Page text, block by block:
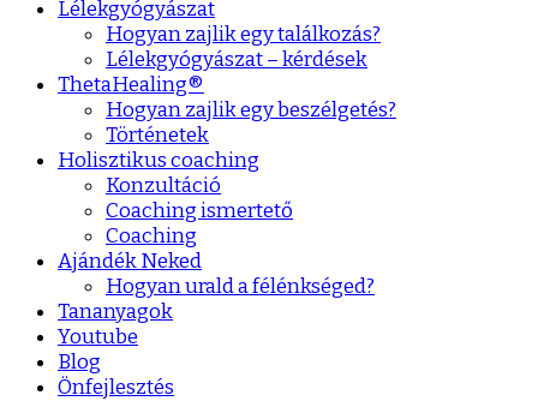
Lélekgyógyászat
Hogyan zajlik egy találkozás?
Lélekgyógyászat – kérdések
ThetaHealing®
Hogyan zajlik egy beszélgetés?
Történetek
Holisztikus coaching
Konzultáció
Coaching ismertető
Coaching
Ajándék Neked
Hogyan urald a félénkséged?
Tananyagok
Youtube
Blog
Önfejlesztés